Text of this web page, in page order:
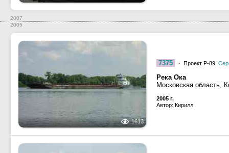
2007
2005
1613
7375 · Проект Р-89,
Река Ока
Московская область,
2005 г.
Автор: Кирилл